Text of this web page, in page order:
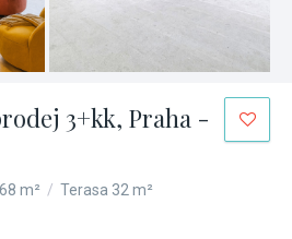
3+kk, Praha -
m² / Terasa 32 m²